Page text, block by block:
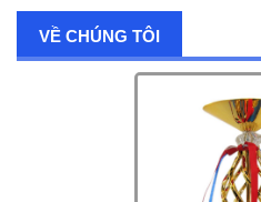
VỀ CHÚNG TÔI